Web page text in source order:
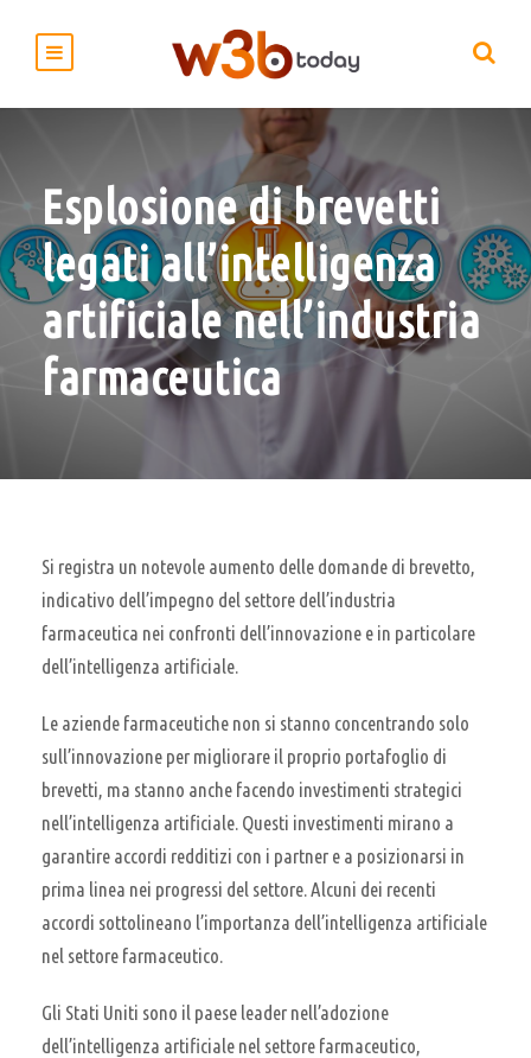
Esplosione di brevetti
legati all’intelligenza
artificiale nell’industria
farmaceutica
Si registra un notevole aumento delle domande di brevetto,
indicativo dell’impegno del settore dell’industria
farmaceutica nei confronti dell’innovazione e in particolare
dell’intelligenza artificiale.
Le aziende farmaceutiche non si stanno concentrando solo
sull’innovazione per migliorare il proprio portafoglio di
brevetti, ma stanno anche facendo investimenti strategici
nell’intelligenza artificiale. Questi investimenti mirano a
garantire accordi redditizi con i partner e a posizionarsi in
prima linea nei progressi del settore. Alcuni dei recenti
accordi sottolineano l’importanza dell’intelligenza artificiale
nel settore farmaceutico.
Gli Stati Uniti sono il paese leader nell’adozione
dell’intelligenza artificiale nel settore farmaceutico,